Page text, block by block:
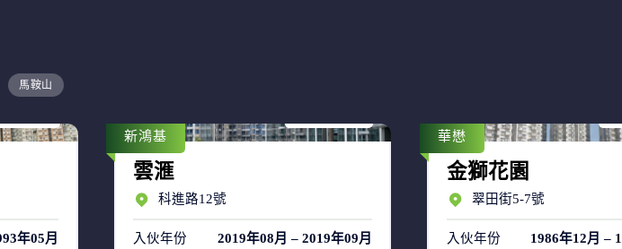
馬鞍山
8
年05月
新鴻基
雲滙
科進路12號
入伙年份
2019年08月 – 2019年09月
華懋
金獅花園
翠田街5-7號
入伙年份
1986年12月 –